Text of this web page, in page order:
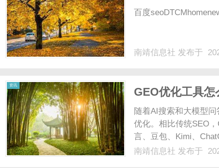
百度
南靖信息社 发布于
资讯
GEO优化工具
随着AI搜索和大模型
优化。相比传统SEO
言、豆包、Kimi、
择合适的GEO优化工
南靖信息社 发布于